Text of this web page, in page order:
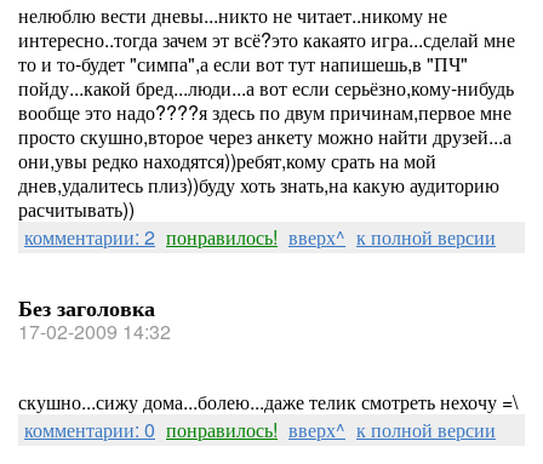
нелюблю вести дневы...никто не читает..никому не
интересно..тогда зачем эт всё?это какаято игра...сделай мне
то и то-будет "симпа",а если вот тут напишешь,в "ПЧ"
пойду...какой бред...люди...а вот если серьёзно,кому-нибудь
вообще это надо????я здесь по двум причинам,первое мне
просто скушно,второе через анкету можно найти друзей...а
они,увы редко находятся))ребят,кому срать на мой
днев,удалитесь плиз))буду хоть знать,на какую аудиторию
расчитывать))
комментарии: 2 понравилось! вверх^ к полной версии
Без заголовка
17-02-2009 14:32
скушно...сижу дома...болею...даже телик смотреть нехочу =\
комментарии: 0 понравилось! вверх^ к полной версии